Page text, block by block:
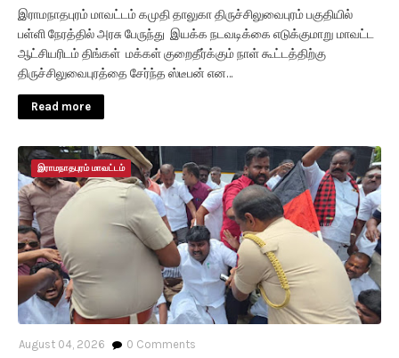
இராமநாதபுரம் மாவட்டம் கமுதி தாலுகா திருச்சிலுவைபுரம் பகுதியில்
பள்ளி நேரத்தில் அரசு பேருந்து இயக்க நடவடிக்கை எடுக்குமாறு மாவட்ட
ஆட்சியரிடம் திங்கள் மக்கள் குறைதீர்க்கும் நாள் கூட்டத்திற்கு
திருச்சிலுவைபுரத்தை சேர்ந்த ஸ்டீபன் என…
Read more
இராமநாதபுரம் மாவட்டம்
August 04, 2026 0 Comments